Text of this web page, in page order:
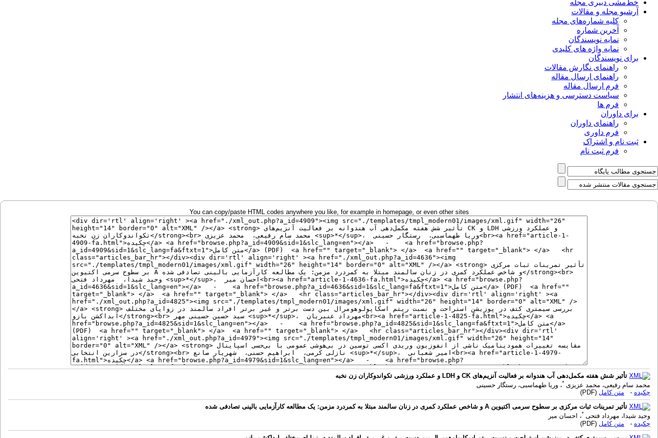
خط‌مشی دبیری مجله
آرشیو مجله و مقالات
کلیه شماره‌های مجله
آخرین شماره
نمایه نویسندگان
نمایه واژه های کلیدی
برای نویسندگان
راهنمای نگارش مقالات
راهنمای ارسال مقاله
فرم ارسال مقاله
سیاست دسترسی و هزینه‌های انتشار
فرم ها
برای داوران
راهنمای داوران
فرم داوری
ثبت نام و اشتراک
فرم ثبت نام
You can copy/paste HTML codes anywhere you like, for example in homepage, or even other sites
تأثیر شش هفته مکمل‌دهی آب هندوانه بر فعالیت آنزیم‌های CK و LDH و عملکرد ورزشی تکواندوکاران زن نخبه
محمد سام رفیعی، محمد عزیزی *، وریا طهماسبی، رستگار حسینی
چکیده - متن کامل (PDF)
تأثیر تمرینات ثبات مرکزی بر سطوح سرمی اکتیوین A و شاخص عملکرد کمری در زنان سالمند مبتلا به کمردرد مزمن: یک مطالعه کارآزمایی بالینی تصادفی شده
وحید شیدا، مهرداد فتحی *، احسان میر
چکیده - متن کامل (PDF)